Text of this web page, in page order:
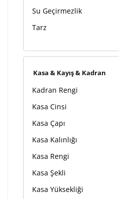
Su Geçirmezlik
Tarz
Kasa & Kayış & Kadran
Kadran Rengi
Kasa Cinsi
Kasa Çapı
Kasa Kalınlığı
Kasa Rengi
Kasa Şekli
Kasa Yüksekliği